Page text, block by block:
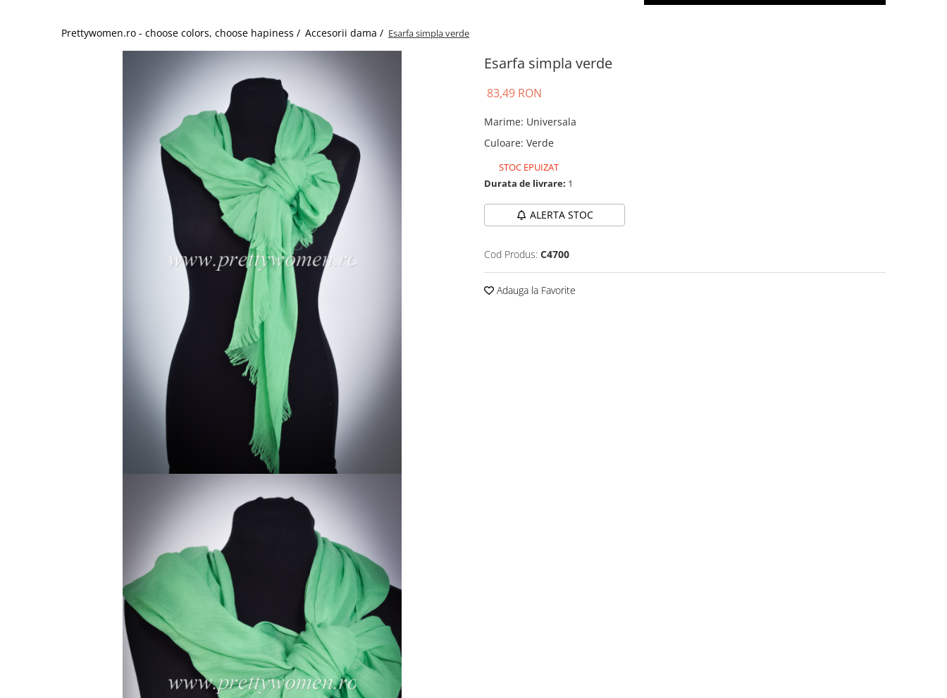
Prettywomen.ro - choose colors, choose hapiness / Accesorii dama / Esarfa simpla verde
Esarfa simpla verde
83,49 RON
Marime: Universala
Culoare: Verde
STOC EPUIZAT
Durata de livrare: 1
ALERTA STOC
Cod Produs: C4700
Adauga la Favorite